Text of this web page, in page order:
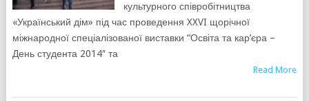
культурного співробітництва
«Український дім» під час проведення XXVI щорічної
міжнародної спеціалізованої виставки “Освіта та кар’єра –
День студента 2014″ та
Read More